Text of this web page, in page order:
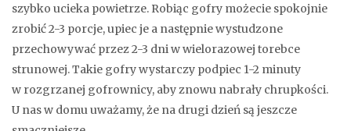
szybko ucieka powietrze. Robiąc gofry możecie spokojnie
zrobić 2-3 porcje, upiec je a następnie wystudzone
przechowywać przez 2-3 dni w wielorazowej torebce
strunowej. Takie gofry wystarczy podpiec 1-2 minuty
w rozgrzanej gofrownicy, aby znowu nabrały chrupkości.
U nas w domu uważamy, że na drugi dzień są jeszcze